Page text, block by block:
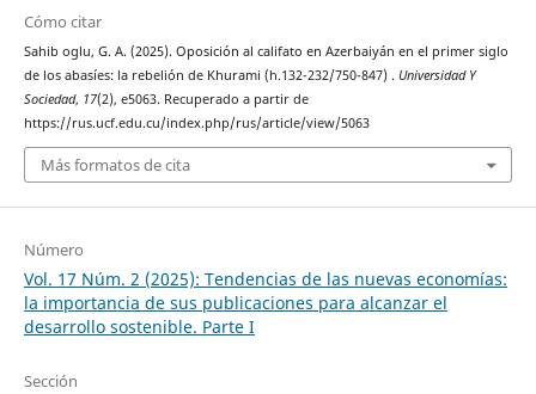
Cómo citar
Sahib oglu, G. A. (2025). Oposición al califato en Azerbaiyán en el primer siglo
de los abasíes: la rebelión de Khurami (h.132-232/750-847) . Universidad Y
Sociedad, 17(2), e5063. Recuperado a partir de
https://rus.ucf.edu.cu/index.php/rus/article/view/5063
Más formatos de cita
Número
Vol. 17 Núm. 2 (2025): Tendencias de las nuevas economías:
la importancia de sus publicaciones para alcanzar el
desarrollo sostenible. Parte I
Sección